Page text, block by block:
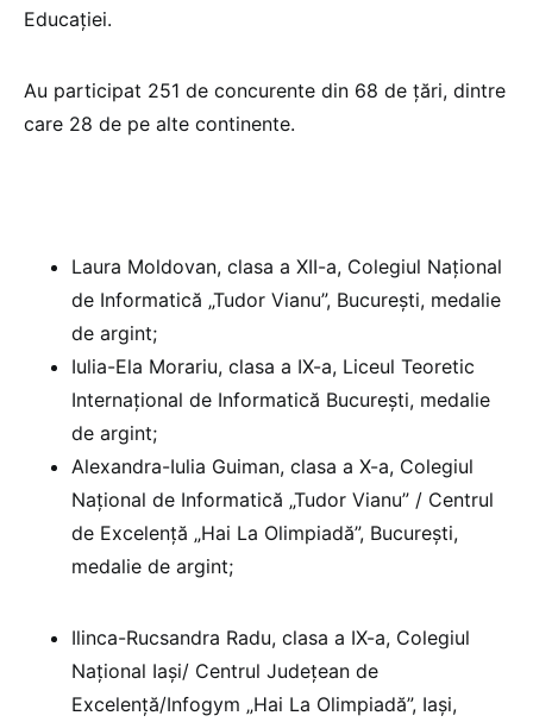
Educației.
Au participat 251 de concurente din 68 de țări, dintre
care 28 de pe alte continente.
Laura Moldovan, clasa a XII-a, Colegiul Naţional
de Informatică „Tudor Vianu”, București, medalie
de argint;
Iulia-Ela Morariu, clasa a IX-a, Liceul Teoretic
Internaţional de Informatică București, medalie
de argint;
Alexandra-Iulia Guiman, clasa a X-a, Colegiul
Național de Informatică „Tudor Vianu” / Centrul
de Excelență „Hai La Olimpiadă”, București,
medalie de argint;
Ilinca-Rucsandra Radu, clasa a IX-a, Colegiul
Național Iași/ Centrul Județean de
Excelență/Infogym „Hai La Olimpiadă”, Iași,